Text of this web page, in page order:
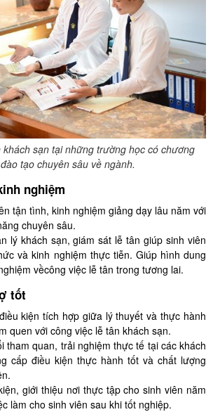
khách sạn tại những trường học có chương
tạo chuyên sâu về ngành.
nghiệm
tận tình, kinh nghiệm giảng dạy lâu năm với
chuyên sâu.
lý khách sạn, giám sát lễ tân giúp sinh viên
và kinh nghiệm thực tiễn. Giúp hình dung
vềcông việc lễ tân trong tương lai.
tốt
kiện tích hợp giữa lý thuyết và thực hành
quen với công việc lễ tân khách sạn.
tham quan, trải nghiệm thực tế tại các khách
cấp điều kiện thực hành tốt và chất lượng
giới thiệu nơi thực tập cho sinh viên năm
làm cho sinh viên sau khi tốt nghiệp.